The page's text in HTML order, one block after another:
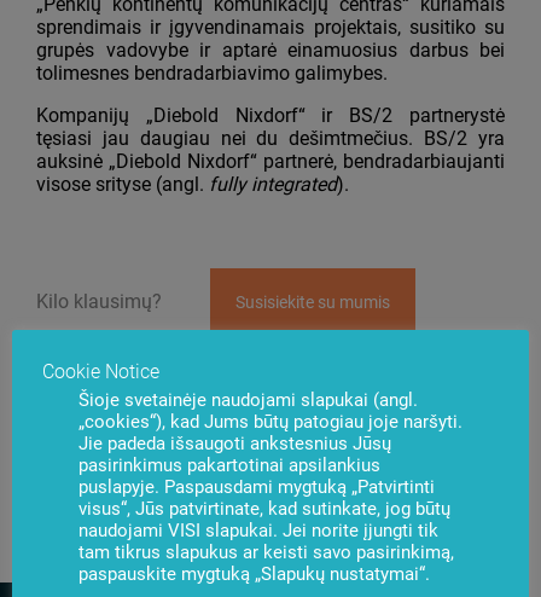
sprendimais ir įgyvendinamais projektais, susitiko su
grupės vadovybe ir aptarė einamuosius darbus bei
tolimesnes bendradarbiavimo galimybes.
Kompanijų „Diebold Nixdorf“ ir BS/2 partnerystė
tęsiasi jau daugiau nei du dešimtmečius. BS/2 yra
auksinė „Diebold Nixdorf“ partnerė, bendradarbiaujanti
visose srityse (angl. fully integrated).
Kilo klausimų? Susisiekite su mumis
Naujienos Užsisakyti
Cookie Notice
Šioje svetainėje naudojami slapukai (angl.
„cookies“), kad Jums būtų patogiau joje naršyti.
Jie padeda išsaugoti ankstesnius Jūsų
pasirinkimus pakartotinai apsilankius
puslapyje. Paspausdami mygtuką „Patvirtinti
visus“, Jūs patvirtinate, kad sutinkate, jog būtų
naudojami VISI slapukai. Jei norite įjungti tik
tam tikrus slapukus ar keisti savo pasirinkimą,
paspauskite mygtuką „Slapukų nustatymai“.